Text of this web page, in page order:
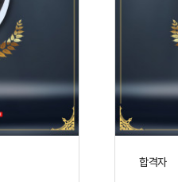
합격자